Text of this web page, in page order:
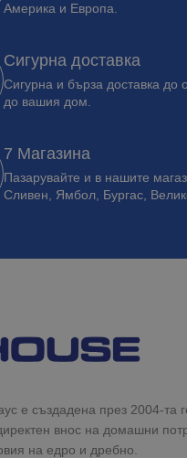
Америка и Европа.
Сигурна доставка
Сигурна и бърза доставка до
до вашия дом.
7 Магазина
Пазарувайте и в нашите
Сливен, Ямбол, Бургас,
е създадена през 2004-та
внос на домашни
на едро и дребно.